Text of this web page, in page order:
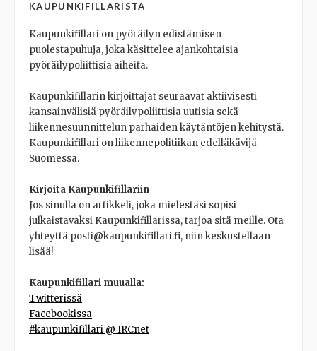
KAUPUNKIFILLARISTA
Kaupunkifillari on pyöräilyn edistämisen
puolestapuhuja, joka käsittelee ajankohtaisia
pyöräilypoliittisia aiheita.
Kaupunkifillarin kirjoittajat seuraavat aktiivisesti
kansainvälisiä pyöräilypoliittisia uutisia sekä
liikennesuunnittelun parhaiden käytäntöjen kehitystä.
Kaupunkifillari on liikennepolitiikan edelläkävijä
Suomessa.
Kirjoita Kaupunkifillariin
Jos sinulla on artikkeli, joka mielestäsi sopisi
julkaistavaksi Kaupunkifillarissa, tarjoa sitä meille. Ota
yhteyttä posti@kaupunkifillari.fi, niin keskustellaan
lisää!
Kaupunkifillari muualla:
Twitterissä
Facebookissa
#kaupunkifillari @ IRCnet